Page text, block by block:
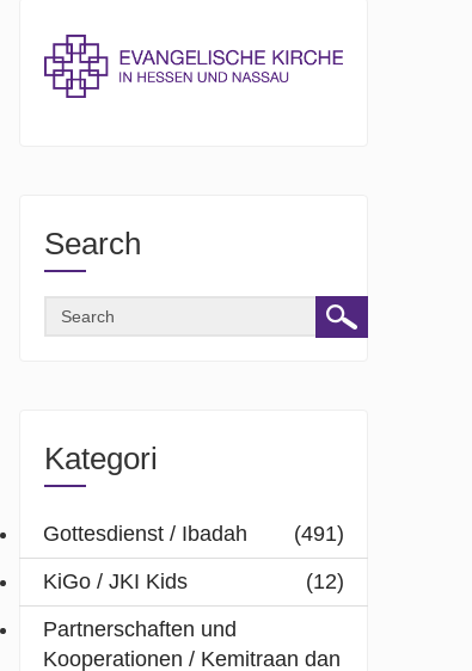
Search
Kategori
Gottesdienst / Ibadah
(491)
KiGo / JKI Kids
(12)
Partnerschaften und
Kooperationen / Kemitraan dan